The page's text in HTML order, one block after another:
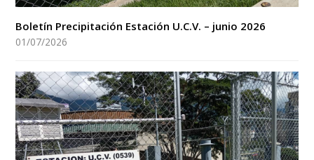
Boletín Precipitación Estación U.C.V. – junio 2026
01/07/2026